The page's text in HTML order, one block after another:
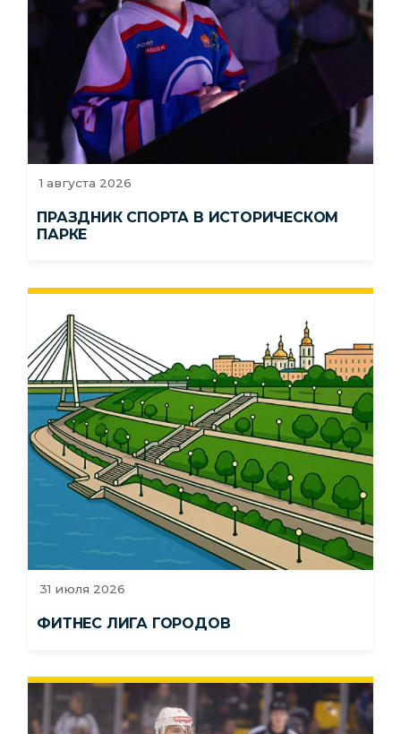
1 августа 2026
ПРАЗДНИК СПОРТА В ИСТОРИЧЕСКОМ
ПАРКЕ
31 июля 2026
ФИТНЕС ЛИГА ГОРОДОВ